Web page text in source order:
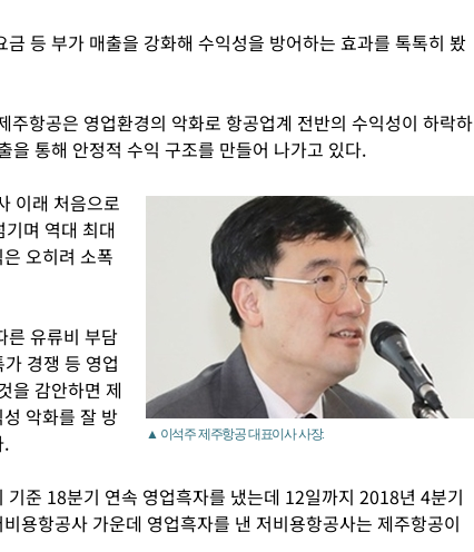
등 부가 매출을 강화해 수익성을 방어하는 효과를 톡톡히 봤
주항공은 영업환경의 악화로 항공업계 전반의 수익성이 하락하
을 통해 안정적 수익 구조를 만들어 나가고 있다.
▲ 이석주 제주항공 대표이사 사장.
이래 처음으로
며 역대 최대
오히려 소폭
른 유류비 부담
경쟁 등 영업
을 감안하면 제
악화를 잘 방
.
준 18분기 연속 영업흑자를 냈는데 12일까지 2018년 4분기
용항공사 가운데 영업흑자를 낸 저비용항공사는 제주항공이